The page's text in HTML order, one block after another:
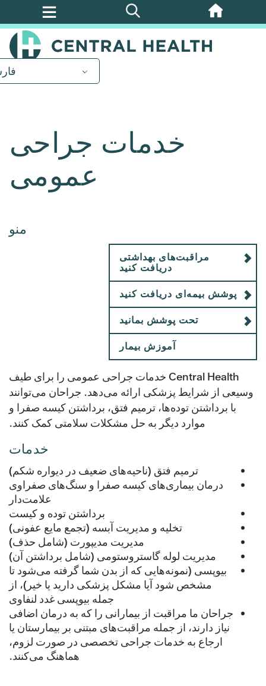
پرش
خدمات جراحی
عمومی
منو
مراقبت‌های بهداشتی
دریافت کنید
پوشش بیمه‌ای دریافت کنید
تحت پوشش بمانید
آموزش بیمار
Central Health خدمات جراحی عمومی را برای طیف
وسیعی از شرایط پزشکی ارائه می‌دهد. جراحان می‌توانند
با برداشتن توده‌ها، ترمیم فتق، برداشتن کیسه صفرا و
موارد دیگر به حل مشکلات سلامتی کمک کنند.
خدمات
ترمیم فتق (ناحیه‌های ضعیف در دیواره شکم)
درمان بیماری‌های کیسه صفرا و سنگ‌های صفراوی
علامت‌دار
برداشتن توده و کیست
تخلیه و مدیریت آبسه (تجمع مایع عفونی)
مدیریت مدیپورت (شامل حذف)
مدیریت لوله گاستروستومی (شامل برداشتن آن)
بیوپسی (نمونه‌هایی که از بدن شما گرفته می‌شود تا
مشخص شود آیا مشکل پزشکی دارید یا خیر)، از
جمله بیوپسی غدد لنفاوی
جراحان ما مراقبت از بیمارانی را که به درمان اضافی
نیاز دارند، از جمله مراقبت‌های مبتنی بر بیمارستان یا
ارجاع به خدمات جراحی تخصصی در صورت لزوم،
هماهنگ می‌کنند.